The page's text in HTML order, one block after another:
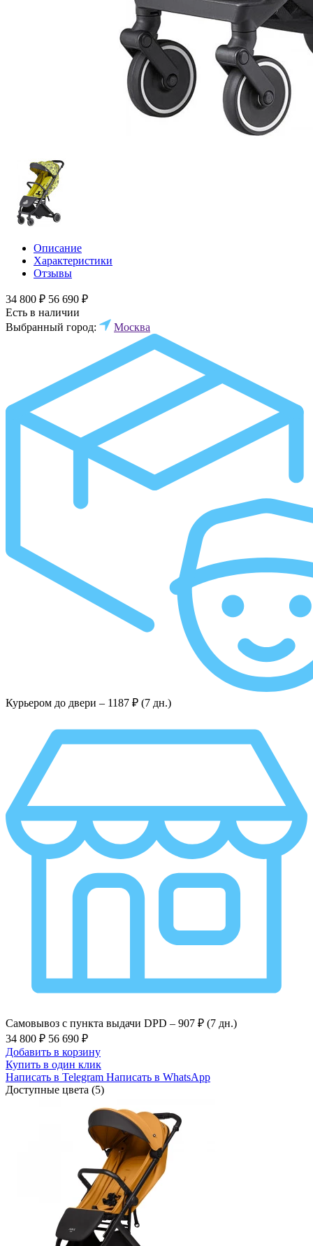
Описание
Характеристики
Отзывы
34 800 ₽ 56 690 ₽
Есть в наличии
Выбранный город:
Москва
Курьером до двери – 1187 ₽ (7 дн.)
Самовывоз с пункта выдачи DPD – 907 ₽ (7 дн.)
34 800 ₽ 56 690 ₽
Добавить в корзину
Купить в один клик
Написать в Telegram Написать в WhatsApp
Доступные цвета (5)